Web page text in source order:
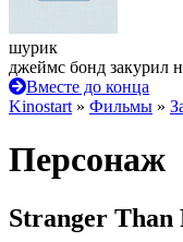
шурик
джеймс бонд закурил
Вместе до конца
Kinostart » Фильмы »
Персонаж
Stranger Than